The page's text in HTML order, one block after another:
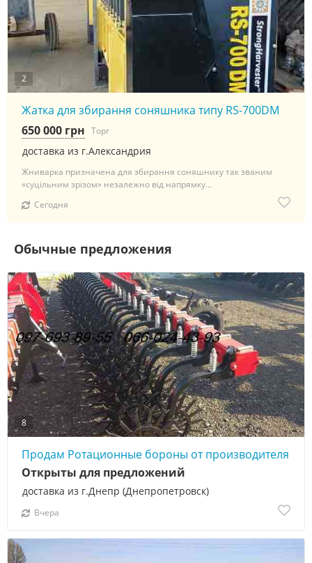
2
Жатка для збирання соняшника типу RS-700DM
доставка из г.Александрия
650 000 грн Торг
Жниварка призначена для збирання соняшнику так званим
«суцільним зрізом» незалежно від напрямку...
Сегодня
Обычные предложения
8
Продам Ротационные бороны от производителя
доставка из г.Днепр (Днепропетровск)
Открыты для предложений
Вчера